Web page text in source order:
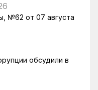
№62 от 07 августа
обсудили в